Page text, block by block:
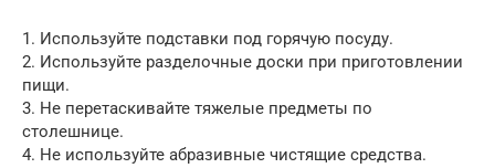
1. Используйте подставки под горячую посуду.
2. Используйте разделочные доски при приготовлении
пищи.
3. Не перетаскивайте тяжелые предметы по
столешнице.
4. Не используйте абразивные чистящие средства.